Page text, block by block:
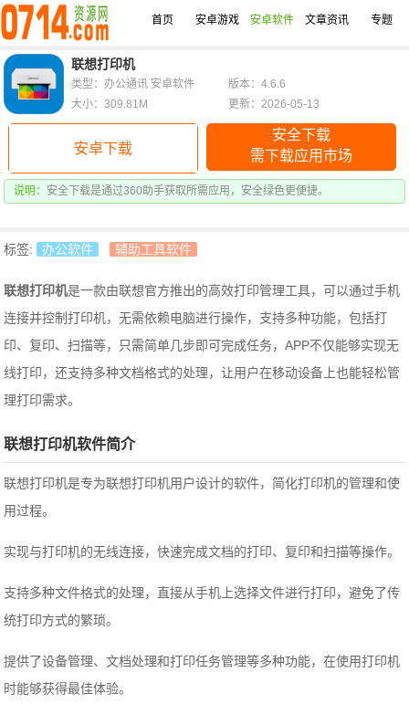
首页 安卓游戏 安卓软件 文章资讯 专题
联想打印机
安卓下载
安全下载
需下载应用市场
说明： 安全下载是通过360助手获取所需应用，安全绿色更便捷。
类型：办公通讯 安卓软件
版本：4.6.6
大小：309.81M
更新：2026-05-13
标签: 办公软件 辅助工具软件
联想打印机是一款由联想官方推出的高效打印管理工具，可以通过手机
连接并控制打印机，无需依赖电脑进行操作，支持多种功能，包括打
印、复印、扫描等，只需简单几步即可完成任务，APP不仅能够实现无
线打印，还支持多种文档格式的处理，让用户在移动设备上也能轻松管
理打印需求。
联想打印机软件简介
联想打印机是专为联想打印机用户设计的软件，简化打印机的管理和使
用过程。
实现与打印机的无线连接，快速完成文档的打印、复印和扫描等操作。
支持多种文件格式的处理，直接从手机上选择文件进行打印，避免了传
统打印方式的繁琐。
提供了设备管理、文档处理和打印任务管理等多种功能，在使用打印机
时能够获得最佳体验。